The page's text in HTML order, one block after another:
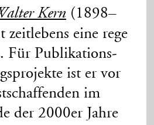
Kern (1898–
eine rege
Für Publikations-
ist er vor
im
der 2000er Jahre